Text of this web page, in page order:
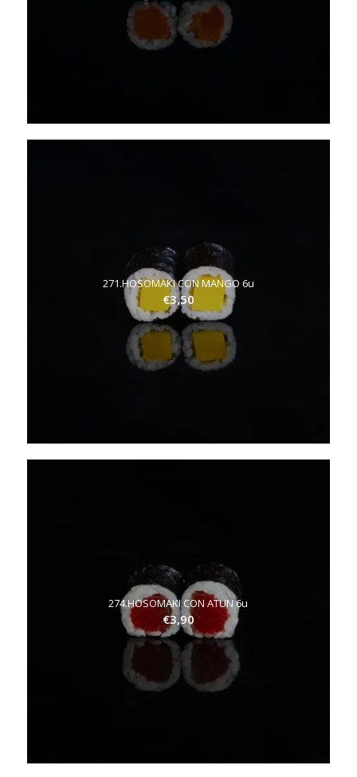
271.HOSOMAKI CON MANGO 6u
€3,50
274.HOSOMAKI CON ATUN 6u
€3,90